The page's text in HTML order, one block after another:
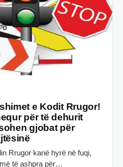
e Kodit Rrugor!
për të dehurit
gjobat për
Rrugor kanë hyrë në fuqi,
të ashpra për…